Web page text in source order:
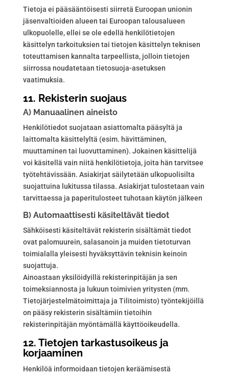
Tietoja ei pääsääntöisesti siirretä Euroopan unionin
jäsenvaltioiden alueen tai Euroopan talousalueen
ulkopuolelle, ellei se ole edellä henkilötietojen
käsittelyn tarkoituksien tai tietojen käsittelyn teknisen
toteuttamisen kannalta tarpeellista, jolloin tietojen
siirrossa noudatetaan tietosuoja-asetuksen
vaatimuksia.
11. Rekisterin suojaus
A) Manuaalinen aineisto
Henkilötiedot suojataan asiattomalta pääsyltä ja
laittomalta käsittelyltä (esim. hävittäminen,
muuttaminen tai luovuttaminen). Jokainen käsittelijä
voi käsitellä vain niitä henkilötietoja, joita hän tarvitsee
työtehtävissään. Asiakirjat säilytetään ulkopuolisilta
suojattuina lukitussa tilassa. Asiakirjat tulostetaan vain
tarvittaessa ja paperitulosteet tuhotaan käytön jälkeen
B) Automaattisesti käsiteltävät tiedot
Sähköisesti käsiteltävät rekisterin sisältämät tiedot
ovat palomuurein, salasanoin ja muiden tietoturvan
toimialalla yleisesti hyväksyttävin teknisin keinoin
suojattuja.
Ainoastaan yksilöidyillä rekisterinpitäjän ja sen
toimeksiannosta ja lukuun toimivien yritysten (mm.
Tietojärjestelmätoimittaja ja Tilitoimisto) työntekijöillä
on pääsy rekisterin sisältämiin tietoihin
rekisterinpitäjän myöntämällä käyttöoikeudella.
12. Tietojen tarkastusoikeus ja
korjaaminen
Henkilöä informoidaan tietojen keräämisestä